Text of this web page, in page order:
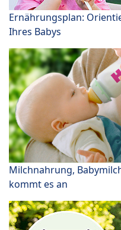
Ernährungsplan:
Ihres Babys
Milchnahrung,
kommt es an